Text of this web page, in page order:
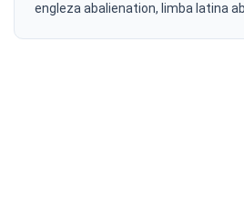
engleza abalienation, limba latina